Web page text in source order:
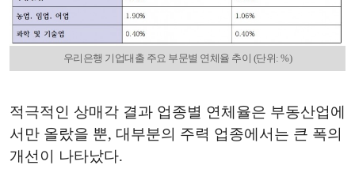
우리은행 기업대출 주요 부문별 연체율 추이 (단위: %)
적극적인 상매각 결과 업종별 연체율은 부동산업에
서만 올랐을 뿐, 대부분의 주력 업종에서는 큰 폭의
개선이 나타났다.